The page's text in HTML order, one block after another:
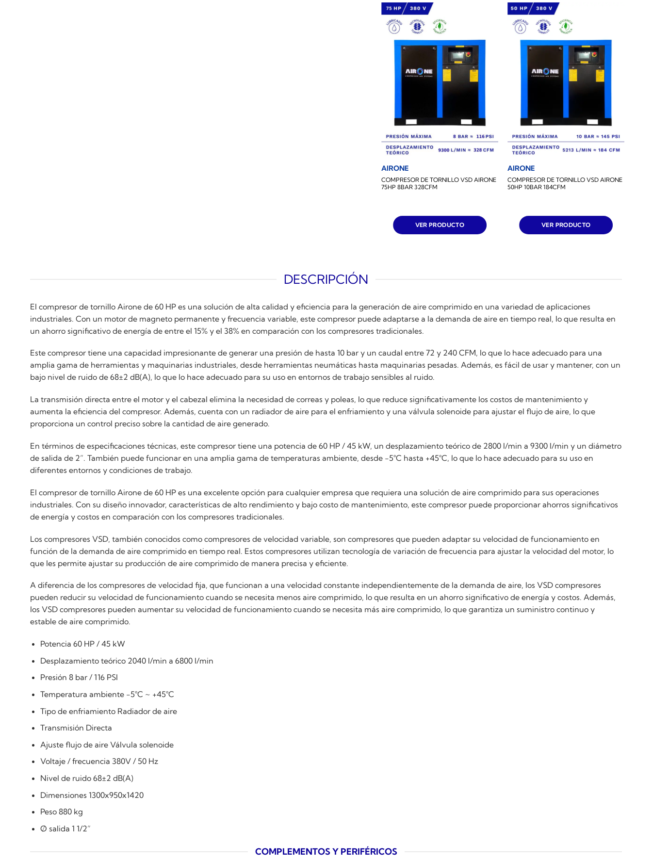
AIRONE
COMPRESOR DE TORNILLO VSD AIRONE
75HP 8BAR 328CFM
VER PRODUCTO
AIRONE
COMPRESOR DE TORNILLO VSD AIRONE
50HP 10BAR 184CFM
VER PRODUCTO
DESCRIPCIÓN
El compresor de tornillo Airone de 60 HP es una solución de alta calidad y eficiencia para la generación de aire comprimido en una variedad de aplicaciones
industriales. Con un motor de magneto permanente y frecuencia variable, este compresor puede adaptarse a la demanda de aire en tiempo real, lo que resulta en
un ahorro significativo de energía de entre el 15% y el 38% en comparación con los compresores tradicionales.
Este compresor tiene una capacidad impresionante de generar una presión de hasta 10 bar y un caudal entre 72 y 240 CFM, lo que lo hace adecuado para una
amplia gama de herramientas y maquinarias industriales, desde herramientas neumáticas hasta maquinarias pesadas. Además, es fácil de usar y mantener, con un
bajo nivel de ruido de 68±2 dB(A), lo que lo hace adecuado para su uso en entornos de trabajo sensibles al ruido.
La transmisión directa entre el motor y el cabezal elimina la necesidad de correas y poleas, lo que reduce significativamente los costos de mantenimiento y
aumenta la eficiencia del compresor. Además, cuenta con un radiador de aire para el enfriamiento y una válvula solenoide para ajustar el flujo de aire, lo que
proporciona un control preciso sobre la cantidad de aire generado.
En términos de especificaciones técnicas, este compresor tiene una potencia de 60 HP / 45 kW, un desplazamiento teórico de 2800 l/min a 9300 l/min y un diámetro
de salida de 2”. También puede funcionar en una amplia gama de temperaturas ambiente, desde -5°C hasta +45°C, lo que lo hace adecuado para su uso en
diferentes entornos y condiciones de trabajo.
El compresor de tornillo Airone de 60 HP es una excelente opción para cualquier empresa que requiera una solución de aire comprimido para sus operaciones
industriales. Con su diseño innovador, características de alto rendimiento y bajo costo de mantenimiento, este compresor puede proporcionar ahorros significativos
de energía y costos en comparación con los compresores tradicionales.
Los compresores VSD, también conocidos como compresores de velocidad variable, son compresores que pueden adaptar su velocidad de funcionamiento en
función de la demanda de aire comprimido en tiempo real. Estos compresores utilizan tecnología de variación de frecuencia para ajustar la velocidad del motor, lo
que les permite ajustar su producción de aire comprimido de manera precisa y eficiente.
A diferencia de los compresores de velocidad fija, que funcionan a una velocidad constante independientemente de la demanda de aire, los VSD compresores
pueden reducir su velocidad de funcionamiento cuando se necesita menos aire comprimido, lo que resulta en un ahorro significativo de energía y costos. Además,
los VSD compresores pueden aumentar su velocidad de funcionamiento cuando se necesita más aire comprimido, lo que garantiza un suministro continuo y
estable de aire comprimido.
Potencia 60 HP / 45 kW
Desplazamiento teórico 2040 l/min a 6800 l/min
Presión 8 bar / 116 PSI
Temperatura ambiente -5°C ~ +45°C
Tipo de enfriamiento Radiador de aire
Transmisión Directa
Ajuste flujo de aire Válvula solenoide
Voltaje / frecuencia 380V / 50 Hz
Nivel de ruido 68±2 dB(A)
Dimensiones 1300x950x1420
Peso 880 kg
Ø salida 1 1/2”
COMPLEMENTOS Y PERIFÉRICOS